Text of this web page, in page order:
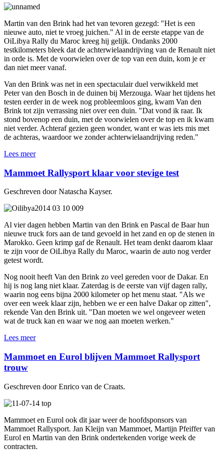
Martin van den Brink had het van tevoren gezegd: "Het is een
nieuwe auto, niet te vroeg juichen." Al in de eerste etappe van de
OiLibya Rally du Maroc kreeg hij gelijk. Ondanks 2000
testkilometers bleek dat de achterwielaandrijving van de Renault niet
in orde is. Met de voorwielen over de top van een duin, kom je er
dan niet meer vanaf.
Van den Brink was net in een spectaculair duel verwikkeld met
Peter van den Bosch in de duinen bij Merzouga. Waar het tijdens het
testen eerder in de week nog probleemloos ging, kwam Van den
Brink tot zijn verrassing niet over een duin. "Dat vond ik raar. Ik
stond bovenop een duin, met de voorwielen over de top en ik kwam
niet verder. Achteraf gezien geen wonder, want er was iets mis met
de achteras, waardoor we zonder achterwielaandrijving reden."
Lees meer
Mammoet Rallysport klaar voor stevige test
Geschreven door Natascha Kayser.
Al vier dagen hebben Martin van den Brink en Pascal de Baar hun
nieuwe truck fors aan de tand gevoeld in het zand en op de stenen in
Marokko. Geen krimp gaf de Renault. Het team denkt daarom klaar
te zijn voor de OiLibya Rally du Maroc, waarin de auto nog verder
getest wordt.
Nog nooit heeft Van den Brink zo veel gereden voor de Dakar. En
hij is nog lang niet klaar. Zaterdag is de eerste van vijf dagen rally,
waarin nog eens bijna 2000 kilometer op het menu staat. "Als we
over een week klaar zijn, hebben we er een halve Dakar op zitten",
rekende Van den Brink uit. "Dan moeten we wel ongeveer weten
wat de truck kan en waar we nog aan moeten werken."
Lees meer
Mammoet en Eurol blijven Mammoet Rallysport
trouw
Geschreven door Enrico van de Craats.
Mammoet en Eurol ook dit jaar weer de hoofdsponsors van
Mammoet Rallysport. Jan Kleijn van Mammoet, Martijn Pfeiffer van
Eurol en Martin van den Brink ondertekenden vorige week de
contracten.